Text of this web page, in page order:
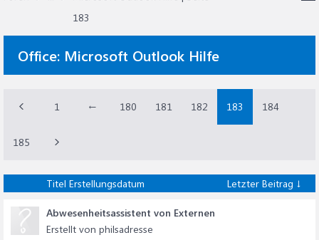
183
Office: Microsoft Outlook Hilfe
1 ← 180 181 182 183 184
185
Titel Erstellungsdatum Letzter Beitrag ↓
Abwesenheitsassistent von Externen
Erstellt von philsadresse